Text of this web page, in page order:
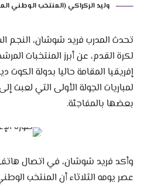
وليد الركراكي (المنتخب الوطني
تحدث المدرب فريد شوشان، النجم
لكرة القدم، عن أبرز المنتخبات
إفريقيا المقامة حاليا بدولة الكوت
لمباريات الجولة الأولى التي لعبت
بعضها بالمفاجئة.
وأكد فريد شوشان، في اتصال
عصر يومه الثلاثاء أن المنتخب